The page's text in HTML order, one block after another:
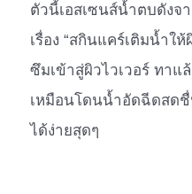
ตัวนี้เอสเซนส์น้ำตบดังจ
เรื่อง “สกินแคร์เติมน้ำให้
ซึมเข้าสู่ผิวไวเวอร์ ทา
เหมือนโดนน้ำอัดฉีดสด
ได้ง่ายสุดๆ